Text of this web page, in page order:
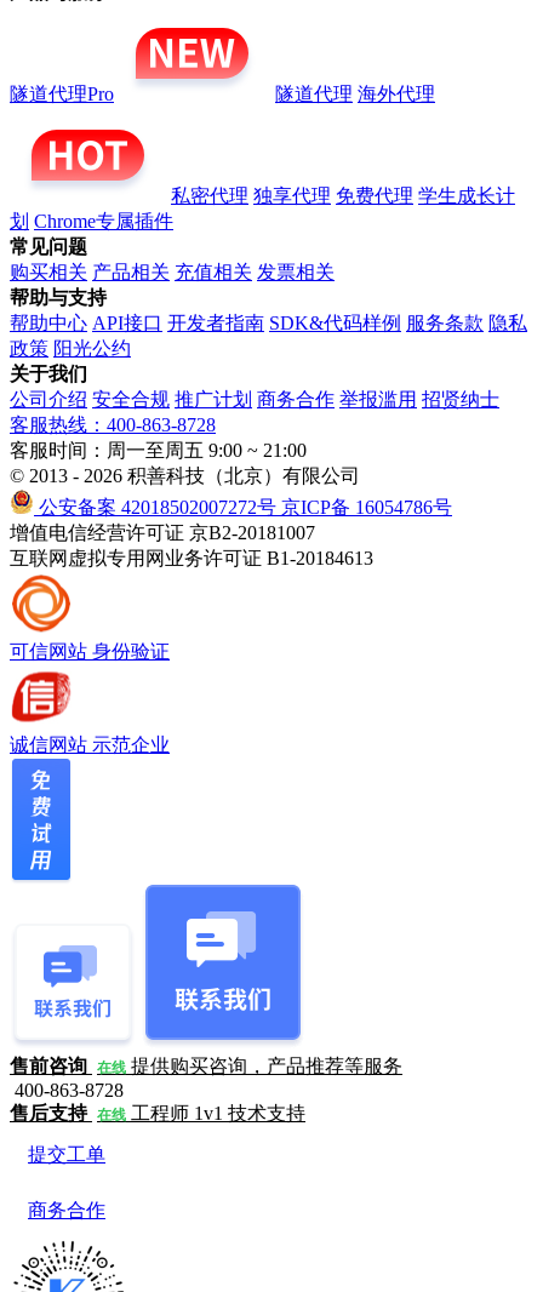
隧道代理Pro 隧道代理 海外代理
私密代理 独享代理 免费代理 学生成长计
划 Chrome专属插件
常见问题
购买相关 产品相关 充值相关 发票相关
帮助与支持
帮助中心 API接口 开发者指南 SDK&代码样例 服务条款 隐私
政策 阳光公约
关于我们
公司介绍 安全合规 推广计划 商务合作 举报滥用 招贤纳士
客服热线：400-863-8728
客服时间：周一至周五 9:00 ~ 21:00
© 2013 - 2026 积善科技（北京）有限公司
公安备案 42018502007272号 京ICP备 16054786号
增值电信经营许可证 京B2-20181007
互联网虚拟专用网业务许可证 B1-20184613
可信网站 身份验证
诚信网站 示范企业
售前咨询 在线 提供购买咨询，产品推荐等服务
400-863-8728
售后支持 在线 工程师 1v1 技术支持
提交工单
商务合作